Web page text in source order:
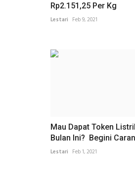
Rp2.151,25 Per Kg
Lestari Feb 9, 2021
Mau Dapat Token
Bulan Ini? Begini
Lestari Feb 1, 2021